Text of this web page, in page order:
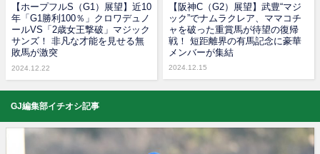
【ホープフルS（G1）展望】近10
年「G1勝利100％」クロワデュノ
ールVS「2歳女王撃破」マジック
サンズ！ 非凡な才能を見せる無
敗馬が激突
2024.12.22
【阪神C（G2）展望】武豊“マジ
ック”でナムラクレア、ママコチ
ャを破った重賞馬が待望の復帰
戦！ 短距離界の有馬記念に豪華
メンバーが集結
2024.12.15
GJ編集部イチオシ記事